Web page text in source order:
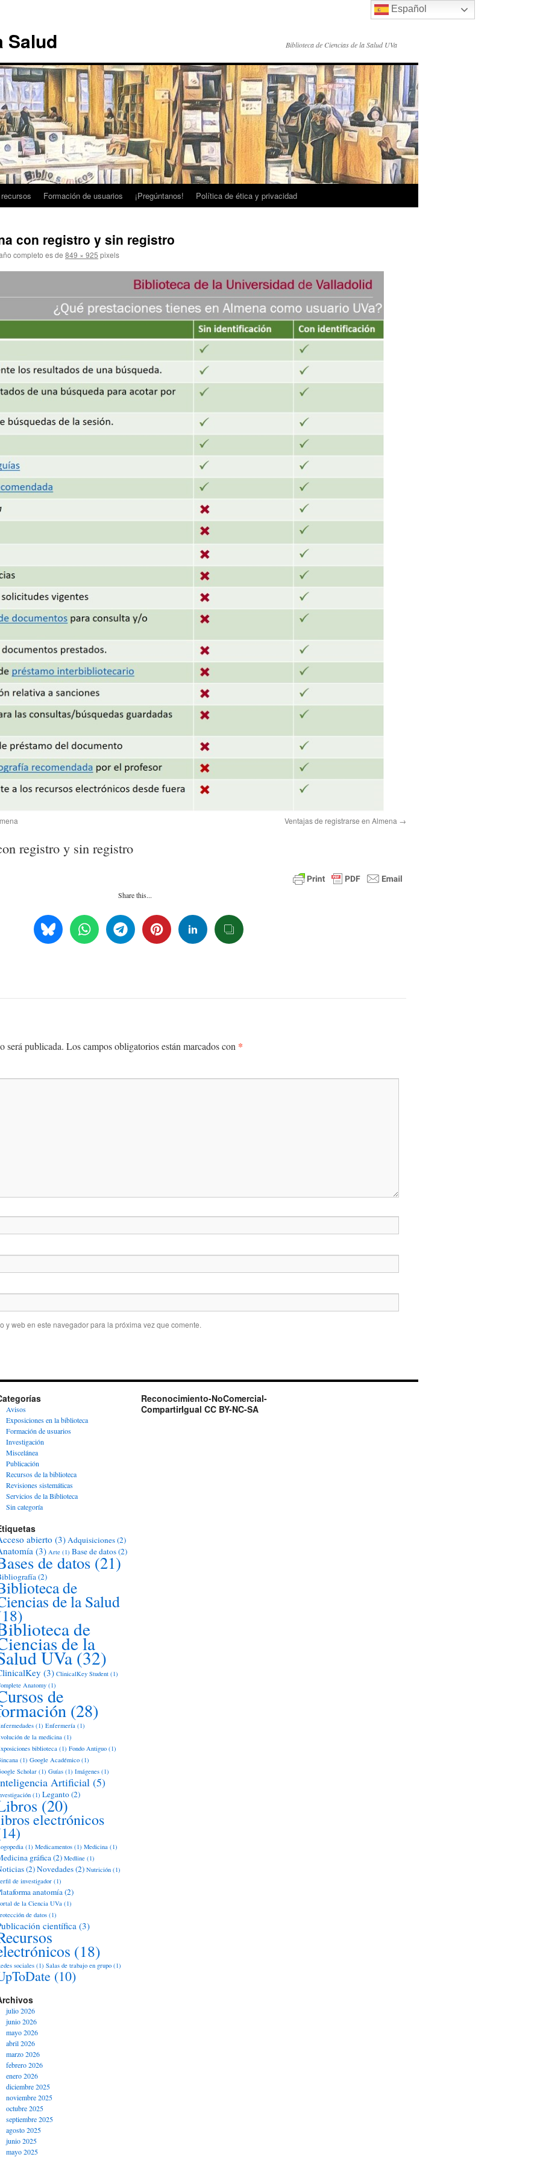
Salud Biblioteca de Ciencias de la Salud UVa
Formación de usuarios ¡Pregúntanos! Política de ética y privacidad
con registro y sin registro
completo es de 849 × 925 pixels
Ventajas de registrarse en Almena
registro y sin registro
Share this...
será publicada. Los campos obligatorios están marcados con *
y web en este navegador para la próxima vez que comente.
Avisos
Exposiciones en la biblioteca
Formación de usuarios
Investigación
Miscelánea
Publicación
Recursos de la biblioteca
Revisiones sistemáticas
Servicios de la Biblioteca
Sin categoría
abierto(3)Adquisiciones(2)
(3) Arte (1) Base de datos(2)
de datos (21)
(2)
de
de la Salud
de
de la
UVa(32)
(3) ClinicalKey Student (1)
Anatomy (1)
de
(28)
(1) Enfermería (1)
de la medicina (1)
biblioteca (1) Fondo Antiguo (1)
(1) Google Académico (1)
Scholar (1) Guías (1) Imágenes (1)
Artificial (5)
(1) Leganto(2)
(20)
electrónicos
(1) Medicamentos (1) Medicina (1)
gráfica(2) Medline (1)
(2)Novedades(2) Nutrición (1)
de investigador (1)
anatomía(2)
de la Ciencia UVa (1)
de datos (1)
científica (3)
(18)
sociales (1) Salas de trabajo en grupo (1)
(10)
julio 2026
junio 2026
mayo 2026
abril 2026
marzo 2026
febrero 2026
enero 2026
diciembre 2025
noviembre 2025
octubre 2025
septiembre 2025
agosto 2025
junio 2025
mayo 2025
Reconocimiento-NoComercial-
CompartirIgual CC BY-NC-SA
Español